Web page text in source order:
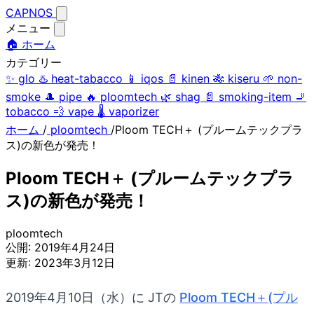
CAPNOS
メニュー
🏠 ホーム
カテゴリー
✨ glo ♨️ heat-tabacco 📱 iqos 📄 kinen 🎋 kiseru 🌱 non-
smoke 🎩 pipe 🔥 ploomtech 🌿 shag 📄 smoking-item 🚬
tobacco 💨 vape 🌡️ vaporizer
ホーム / ploomtech /Ploom TECH＋ (プルームテックプラ
ス)の新色が発売！
Ploom TECH＋ (プルームテックプラ
ス)の新色が発売！
ploomtech
公開: 2019年4月24日
更新: 2023年3月12日
2019年4月10日（水）に JTの Ploom TECH＋(プル